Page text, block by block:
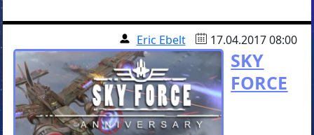
Eric Ebelt 17.04.2017 08:00
SKY
FORCE